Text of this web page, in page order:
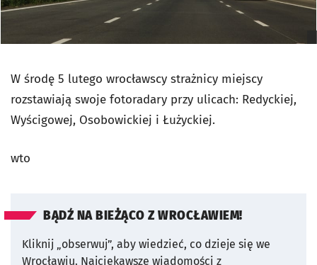
W środę 5 lutego wrocławscy strażnicy miejscy
rozstawiają swoje fotoradary przy ulicach: Redyckiej,
Wyścigowej, Osobowickiej i Łużyckiej.
wto
BĄDŹ NA BIEŻĄCO Z WROCŁAWIEM!
Kliknij „obserwuj”, aby wiedzieć, co dzieje się we
Wrocławiu. Najciekawsze wiadomości z